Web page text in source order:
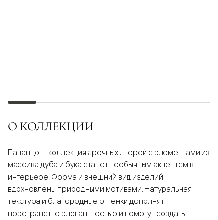
О КОЛЛЕКЦИИ
Палаццо — коллекция арочных дверей с элементами из
массива дуба и бука станет необычным акцентом в
интерьере. Форма и внешний вид изделий
вдохновлены природными мотивами. Натуральная
текстура и благородные оттенки дополнят
пространство элегантностью и помогут создать